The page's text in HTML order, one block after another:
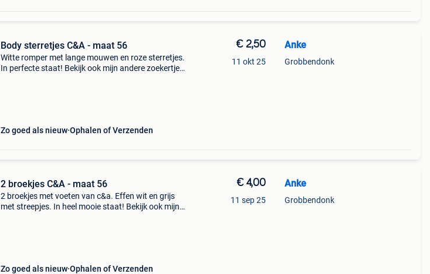
Body sterretjes C&A - maat 56
Witte romper met lange mouwen en roze sterretjes.
In perfecte staat! Bekijk ook mijn andere zoekertjes
Zo goed als nieuw Ophalen of Verzenden
€ 2,50
11 okt 25
Anke
Grobbendonk
2 broekjes C&A - maat 56
2 broekjes met voeten van c&a. Effen wit en grijs
met streepjes. In heel mooie staat! Bekijk ook mijn
Zo goed als nieuw Ophalen of Verzenden
€ 4,00
11 sep 25
Anke
Grobbendonk